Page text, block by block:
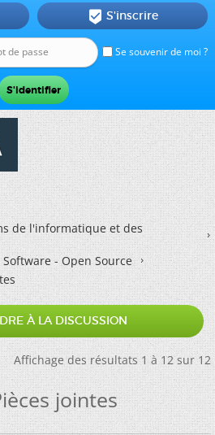
Se souvenir de moi ?
 S'inscrire
de l'informatique et des
Software - Open Source
À LA DISCUSSION
Affichage des résultats 1 à 12 sur 12
jointes